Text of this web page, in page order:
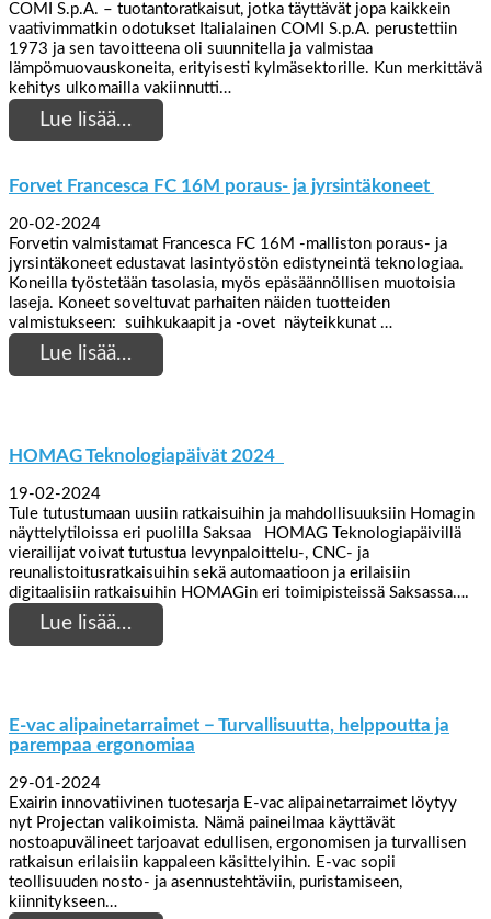
COMI S.p.A. – tuotantoratkaisut, jotka täyttävät jopa kaikkein
vaativimmatkin odotukset Italialainen COMI S.p.A. perustettiin
1973 ja sen tavoitteena oli suunnitella ja valmistaa
lämpömuovauskoneita, erityisesti kylmäsektorille. Kun merkittävä
kehitys ulkomailla vakiinnutti…
Lue lisää…
Forvet Francesca FC 16M poraus- ja jyrsintäkoneet
20-02-2024
Forvetin valmistamat Francesca FC 16M -malliston poraus- ja
jyrsintäkoneet edustavat lasintyöstön edistyneintä teknologiaa.
Koneilla työstetään tasolasia, myös epäsäännöllisen muotoisia
laseja. Koneet soveltuvat parhaiten näiden tuotteiden
valmistukseen: suihkukaapit ja -ovet näyteikkunat …
Lue lisää…
HOMAG Teknologiapäivät 2024
19-02-2024
Tule tutustumaan uusiin ratkaisuihin ja mahdollisuuksiin Homagin
näyttelytiloissa eri puolilla Saksaa HOMAG Teknologiapäivillä
vierailijat voivat tutustua levynpaloittelu-, CNC- ja
reunalistoitusratkaisuihin sekä automaatioon ja erilaisiin
digitaalisiin ratkaisuihin HOMAGin eri toimipisteissä Saksassa….
Lue lisää…
E-vac alipainetarraimet − Turvallisuutta, helppoutta ja
parempaa ergonomiaa
29-01-2024
Exairin innovatiivinen tuotesarja E-vac alipainetarraimet löytyy
nyt Projectan valikoimista. Nämä paineilmaa käyttävät
nostoapuvälineet tarjoavat edullisen, ergonomisen ja turvallisen
ratkaisun erilaisiin kappaleen käsittelyihin. E-vac sopii
teollisuuden nosto- ja asennustehtäviin, puristamiseen,
kiinnitykseen…